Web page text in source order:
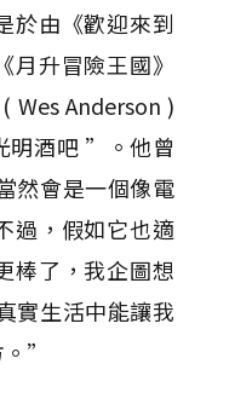
於由《歡迎來到
升冒險王國》
Wes Anderson )
明酒吧 ”。他曾
然會是一個像電
過，假如它也適
棒了，我企圖想
實生活中能讓我
”